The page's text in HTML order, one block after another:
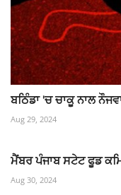
ਬਠਿੰਡਾ 'ਚ ਚਾਕੂ ਨਾਲ
Aug 29, 2024
ਮੈਂਬਰ ਪੰਜਾਬ ਸਟੇਟ ਫੂਡ
Aug 30, 2024